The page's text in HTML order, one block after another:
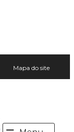
Mapa do site